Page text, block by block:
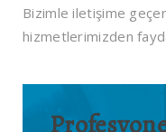
Bizimle iletişime
hizmetlerimizden